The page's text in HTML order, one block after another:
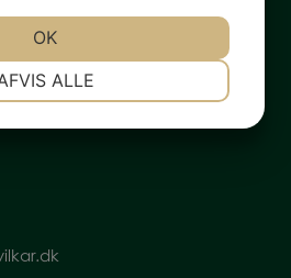
ALLE
OK